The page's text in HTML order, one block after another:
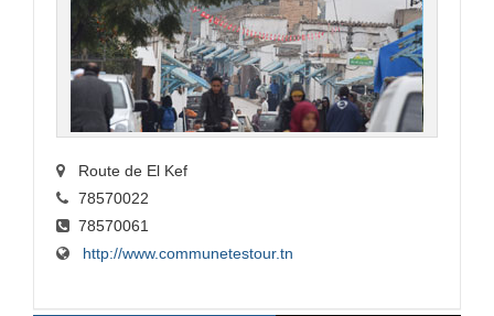
Route de El Kef
78570022
78570061
http://www.communetestour.tn